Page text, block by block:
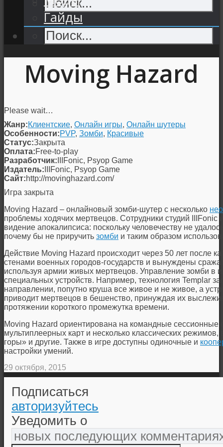
Гайды
Moving Hazard
Please wait…
Жанр:Клиентские, Онлайн игры, Онлайн шутеры
Особенности:PVP, Зомби, Красивые
Статус:Закрыта
Оплата:Free-to-play
Разработчик: IIIFonic, Psyop Game
Издатель: IIIFonic, Psyop Game
Сайт:http://movinghazard.com/
Игра закрыта
Moving Hazard – онлайновый зомби-шутер с несколько
проблемы ходячих мертвецов. Сотрудники студий IIIFonic
видение апокалипсиса: поскольку человечеству не
почему бы не приручить зомби и таким образом
Действие Moving Hazard происходит через 50 лет после
стенами военных городов-государств и вынуждены
используя армии живых мертвецов. Управление зомби в
специальных устройств. Например, технология Templar
направлении, попутно круша все живое и не живое, а
приводит мертвецов в бешенство, принуждая их
протяжении короткого промежутка времени.
Moving Hazard ориентирована на командные сессионные
мультиплеерных карт и несколько классических
горы» и другие. Также в игре доступны одиночные и
настройки умений.
29 октября, 2015
Подписаться
авторизуйтесь
Уведомить о